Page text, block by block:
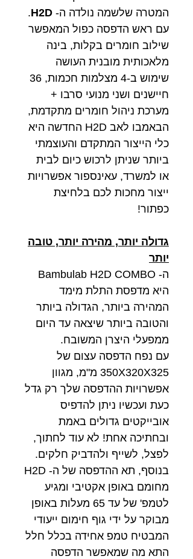
המטרה שלשמה נולדה ה- H2D
.
עם ראש הדפסה כפול המאפשר
שילוב חומרים בקלות, בינה
מלאכותית מובנית העושה
שימוש ב-4 מצלמות חכמות, 36
חיישנים ושני מנועי סרבו +
מערכת ניהול חומרים מתקדמת,
הבאמבו לאב H2D החדשה היא
כלי הייצור המתקדם והעוצמתי
ביותר שניתן לרכוש כיום לבית
או למשרד, עאינספור אפשרויות
ייצור מחכות לכם בלחיצת
כפתור!
גדולה יותר, מהירה יותר, טובה
יותר
ה- Bambulab H2D COMBO
היא מדפסת התלת מימד
המהירה ביותר, הגדולה ביותר
והטובה ביותר שיצאה עד היום
ממפעלי היצרן המשובח.
עם נפח הדפסה עצום של
350X320X325 מ"מ, מגוון
אפשרויות ההדפסה שלך רק גדל
כעת ועכשיו ניתן להדפיס
אובייקטים גדולים באמת
ובחתיכה אחת! לא עוד לחתוך,
לפצל, לשייף ולהדביק חלקים.
בנוסף, תא ההדפסה של ה- H2D
מחומם באופן אקטיבי ומגיע
לטמפ' של עד 65 מעלות באופן
מבוקר על ידי גוף חימום ייעודי
המבטיח טמפ אחידה בכלל חלל
התא מה שמאפשר הדפסה